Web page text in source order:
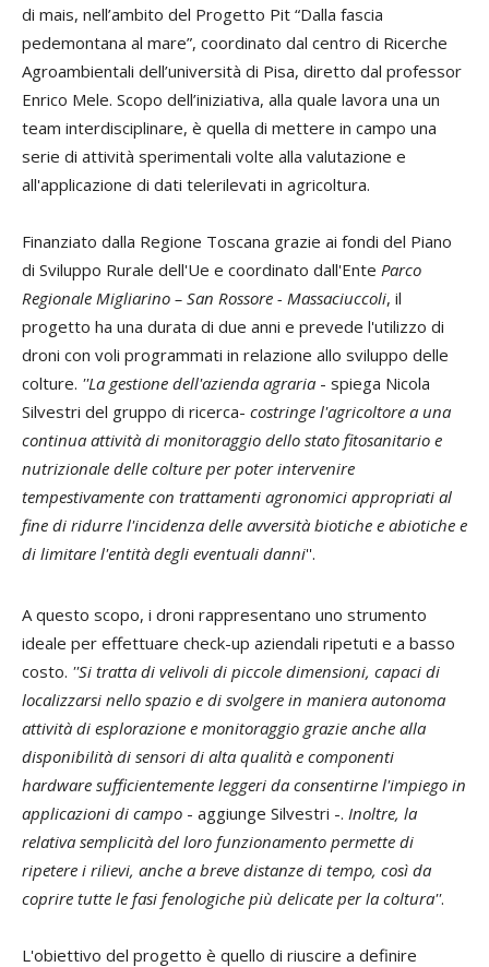
di mais, nell’ambito del Progetto Pit “Dalla fascia
pedemontana al mare”, coordinato dal centro di Ricerche
Agroambientali dell’università di Pisa, diretto dal professor
Enrico Mele. Scopo dell’iniziativa, alla quale lavora una un
team interdisciplinare, è quella di mettere in campo una
serie di attività sperimentali volte alla valutazione e
all'applicazione di dati telerilevati in agricoltura.
Finanziato dalla Regione Toscana grazie ai fondi del Piano
di Sviluppo Rurale dell'Ue e coordinato dall'Ente Parco
Regionale Migliarino – San Rossore - Massaciuccoli, il
progetto ha una durata di due anni e prevede l'utilizzo di
droni con voli programmati in relazione allo sviluppo delle
colture. ''La gestione dell'azienda agraria - spiega Nicola
Silvestri del gruppo di ricerca- costringe l'agricoltore a una
continua attività di monitoraggio dello stato fitosanitario e
nutrizionale delle colture per poter intervenire
tempestivamente con trattamenti agronomici appropriati al
fine di ridurre l'incidenza delle avversità biotiche e abiotiche e
di limitare l'entità degli eventuali danni''.
A questo scopo, i droni rappresentano uno strumento
ideale per effettuare check-up aziendali ripetuti e a basso
costo. ''Si tratta di velivoli di piccole dimensioni, capaci di
localizzarsi nello spazio e di svolgere in maniera autonoma
attività di esplorazione e monitoraggio grazie anche alla
disponibilità di sensori di alta qualità e componenti
hardware sufficientemente leggeri da consentirne l'impiego in
applicazioni di campo - aggiunge Silvestri -. Inoltre, la
relativa semplicità del loro funzionamento permette di
ripetere i rilievi, anche a breve distanze di tempo, così da
coprire tutte le fasi fenologiche più delicate per la coltura''.
L'obiettivo del progetto è quello di riuscire a definire